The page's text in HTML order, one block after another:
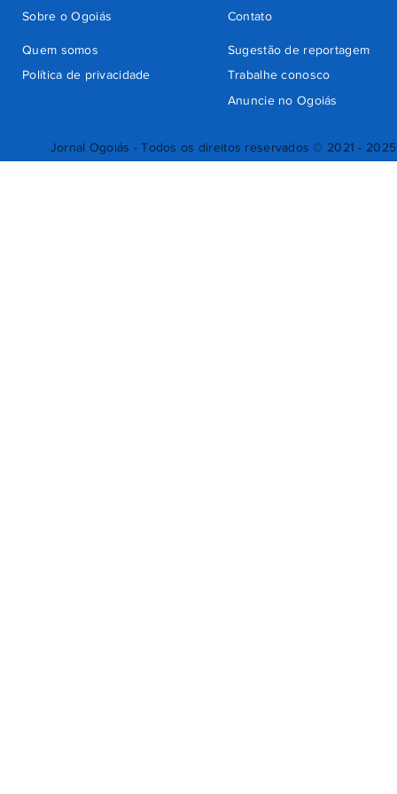
Jornal Ogoiás - Todos os direitos reservados © 2021 - 2025
Quem somos
Sugestão de reportagem
Trabalhe conosco
Política de privacidade
Anuncie no Ogoiás
Contato
Sobre o Ogoiás